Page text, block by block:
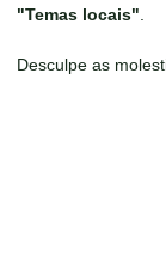
"Temas locais"
Desculpe as